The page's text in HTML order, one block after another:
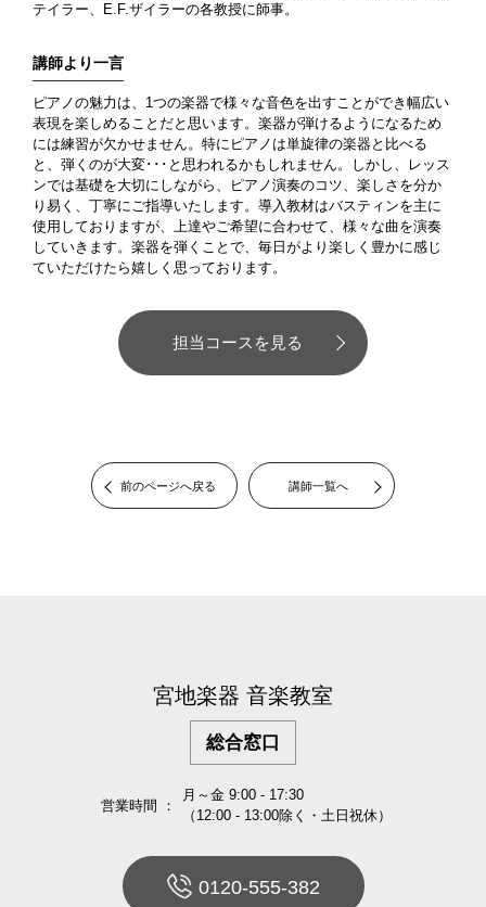
テイラー、E.F.ザイラーの各教授に師事。
講師より一言
ピアノの魅力は、1つの楽器で様々な音色を出すことができ幅広い
表現を楽しめることだと思います。楽器が弾けるようになるため
には練習が欠かせません。特にピアノは単旋律の楽器と比べる
と、弾くのが大変･･･と思われるかもしれません。しかし、レッス
ンでは基礎を大切にしながら、ピアノ演奏のコツ、楽しさを分か
り易く、丁寧にご指導いたします。導入教材はバスティンを主に
使用しておりますが、上達やご希望に合わせて、様々な曲を演奏
していきます。楽器を弾くことで、毎日がより楽しく豊かに感じ
ていただけたら嬉しく思っております。
担当コースを見る
前のページへ戻る 講師一覧へ
宮地楽器 音楽教室
総合窓口
営業時間 ：
月～金 9:00 - 17:30
（12:00 - 13:00除く・土日祝休）
0120-555-382